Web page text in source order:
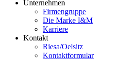
Unternehmen
Firmengruppe
Die Marke I&M
Karriere
Kontakt
Riesa/Oelsitz
Kontaktformular